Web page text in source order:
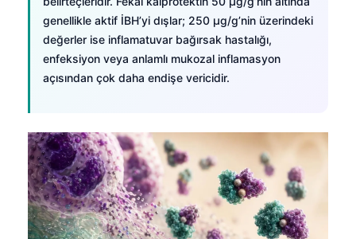
genellikle aktif İBH’yi dışlar; 250 µg/g’nin üzerindeki
değerler ise inflamatuvar bağırsak hastalığı,
enfeksiyon veya anlamlı mukozal inflamasyon
açısından çok daha endişe vericidir.
ئۇيغۇرچە
Кыргызча
Татар теле
Беларуская мова
Ślōnskŏ gŏdka
Norsk bokmål